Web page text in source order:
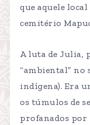
que aquele
cemitério
A luta de Julia,
“ambiental” no
indígena). Era
os túmulos de
profanados por